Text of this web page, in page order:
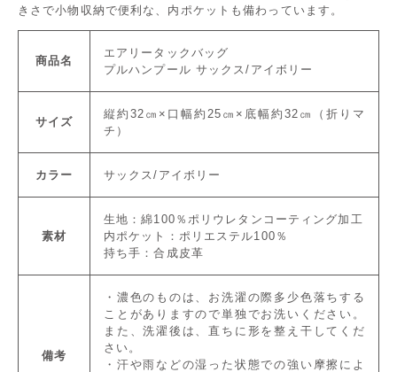
きさで小物収納で便利な、内ポケットも備わっています。
商品名
エアリータックバッグ
プルハンプール サックス/アイボリー
サイズ
縦約32㎝×口幅約25㎝×底幅約32㎝（折りマ
チ）
カラー サックス/アイボリー
素材
生地：綿100％ポリウレタンコーティング加工
内ポケット：ポリエステル100％
持ち手：合成皮革
備考
・濃色のものは、お洗濯の際多少色落ちする
ことがありますので単独でお洗いください。
また、洗濯後は、直ちに形を整え干してくだ
さい。
・汗や雨などの湿った状態での強い摩擦によ